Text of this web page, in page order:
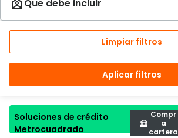
Limpiar filtros
Aplicar filtros
Soluciones de crédito
Metrocuadrado
Compr
a
cartera